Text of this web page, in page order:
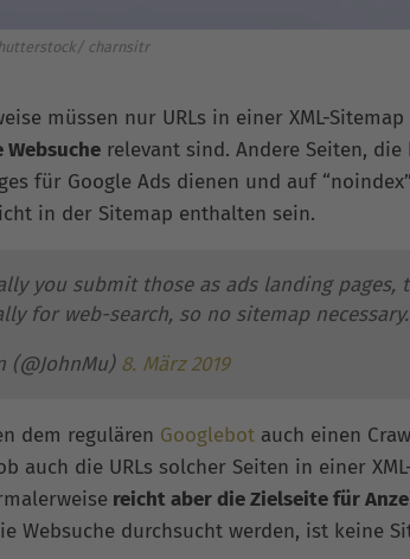
charnsitr
müssen nur URLs in einer XML-
Websuche relevant sind. Andere Seiten,
für Google Ads dienen und auf
in der Sitemap enthalten sein.
you submit those as ads landing pages,
for web-search, so no sitemap necessary.
(@JohnMu) 8. März 2019
dem regulären Googlebot auch einen
auch die URLs solcher Seiten in einer
reicht aber die Zielseite für
Websuche durchsucht werden, ist keine